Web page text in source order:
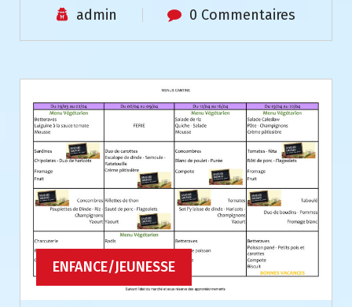
admin 0 Commentaires
ENFANCE/JEUNESSE